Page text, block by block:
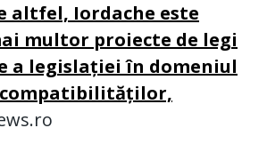
altfel, Iordache este
multor proiecte de legi
a legislației în domeniul